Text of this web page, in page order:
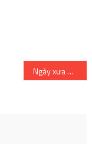
Ngày xưa Hoàng có yêu Hà không?